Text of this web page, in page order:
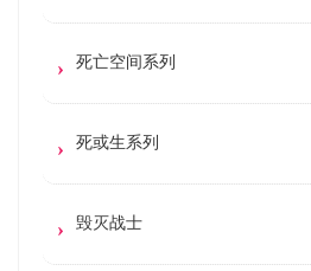
死亡空间系列
死或生系列
毁灭战士